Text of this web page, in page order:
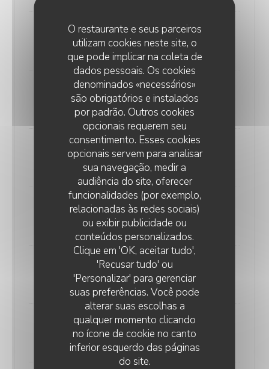
O restaurante e seus parceiros
utilizam cookies neste site, o
que pode implicar na coleta de
dados pessoais. Os cookies
denominados «necessários»
são obrigatórios e instalados
por padrão. Outros cookies
opcionais requerem seu
consentimento. Esses cookies
opcionais servem para analisar
sua navegação, medir a
audiência do site, oferecer
funcionalidades (por exemplo,
relacionadas às redes sociais)
ou exibir publicidade ou
conteúdos personalizados.
Clique em 'OK, aceitar tudo',
'Recusar tudo' ou
'Personalizar' para gerenciar
suas preferências. Você pode
alterar suas escolhas a
qualquer momento clicando
no ícone de cookie no canto
inferior esquerdo das páginas
do site.
Filet Sauce Morilles
35,00 EUR
Onglet aux Echalotes
22,00 EUR
Rognons de Veau à la Moutarde
25,00 EUR
Poisson du Jour
Prix selon arrivage
Filet sauce Morilles
35,00 EUR
Bouchée à la Reine
35,00 EUR